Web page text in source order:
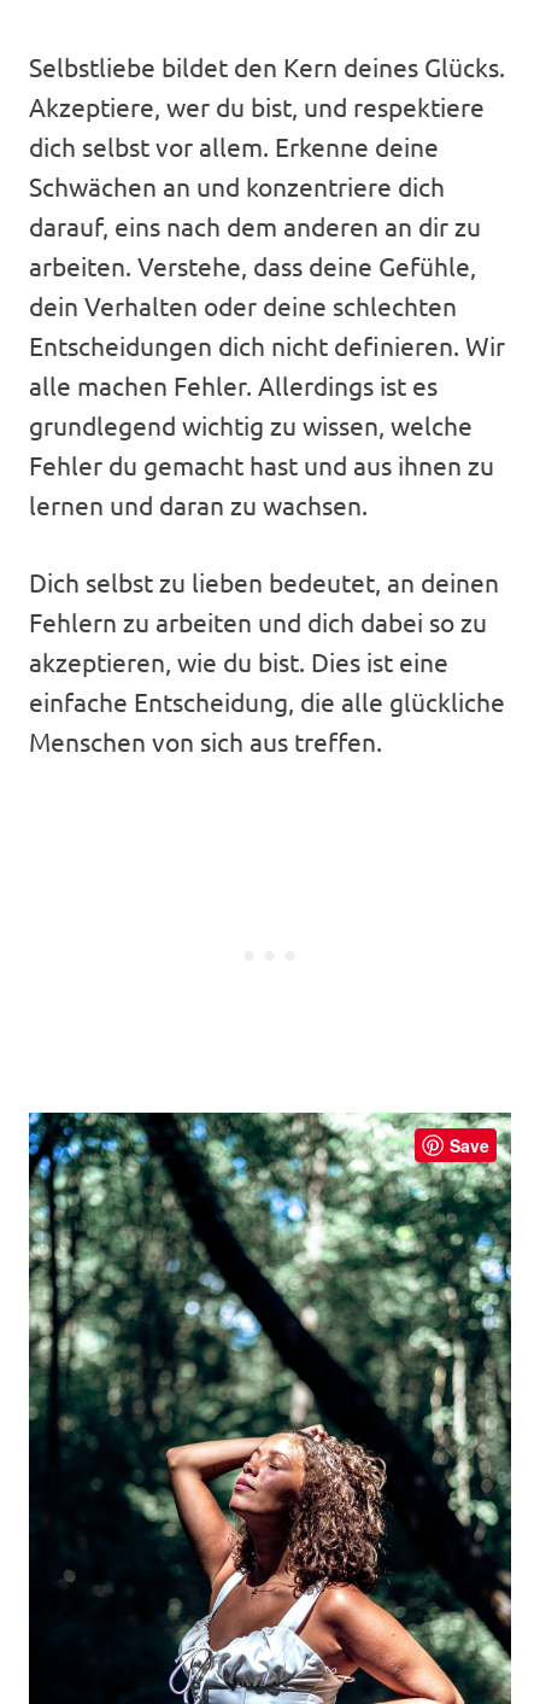
Selbstliebe bildet den Kern deines Glücks.
Akzeptiere, wer du bist, und respektiere
dich selbst vor allem. Erkenne deine
Schwächen an und konzentriere dich
darauf, eins nach dem anderen an dir zu
arbeiten. Verstehe, dass deine Gefühle,
dein Verhalten oder deine schlechten
Entscheidungen dich nicht definieren. Wir
alle machen Fehler. Allerdings ist es
grundlegend wichtig zu wissen, welche
Fehler du gemacht hast und aus ihnen zu
lernen und daran zu wachsen.
Dich selbst zu lieben bedeutet, an deinen
Fehlern zu arbeiten und dich dabei so zu
akzeptieren, wie du bist. Dies ist eine
einfache Entscheidung, die alle glückliche
Menschen von sich aus treffen.
Save